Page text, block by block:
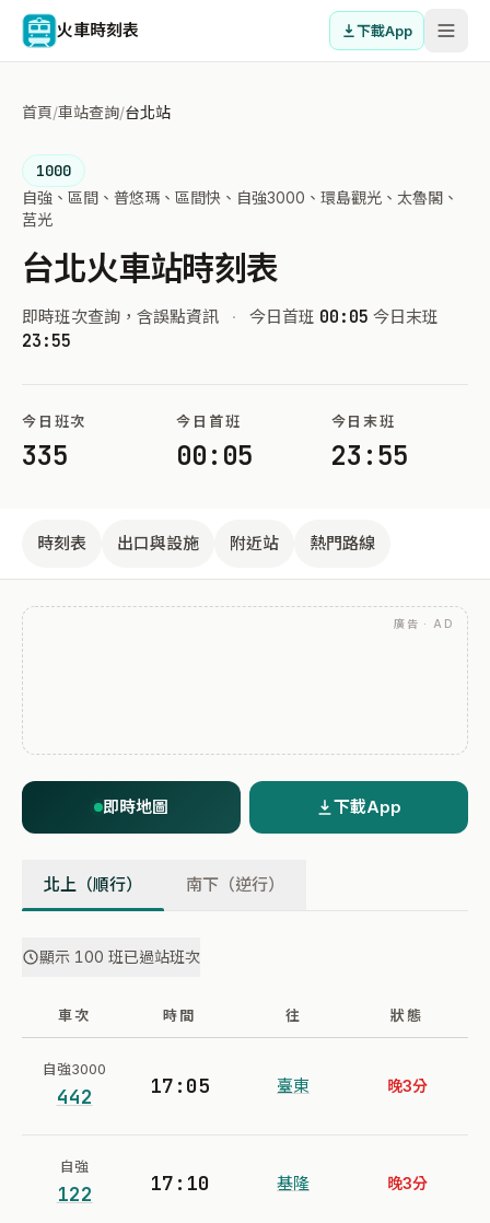
火車時刻表 下載App
首頁/車站查詢/台北站
1000
自強、區間、普悠瑪、區間快、自強3000、環島觀光、太魯閣、
莒光
台北火車站時刻表
即時班次查詢，含誤點資訊 · 今日首班 00:05 今日末班
23:55
今日班次
335
今日首班
00:05
今日末班
23:55
時刻表 出口與設施 附近站 熱門路線
廣告 · AD
即時地圖 下載App
北上（順行） 南下（逆行）
顯示 100 班已過站班次
車次 時間 往 狀態
自強3000
442 17:05 臺東 晚3分
自強
122 17:10 基隆 晚3分